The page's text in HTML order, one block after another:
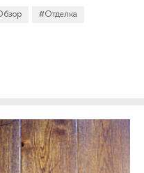
#Отделка
прекрасного. Модные
так как опираются